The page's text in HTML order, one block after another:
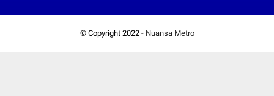
© Copyright 2022 - Nuansa Metro